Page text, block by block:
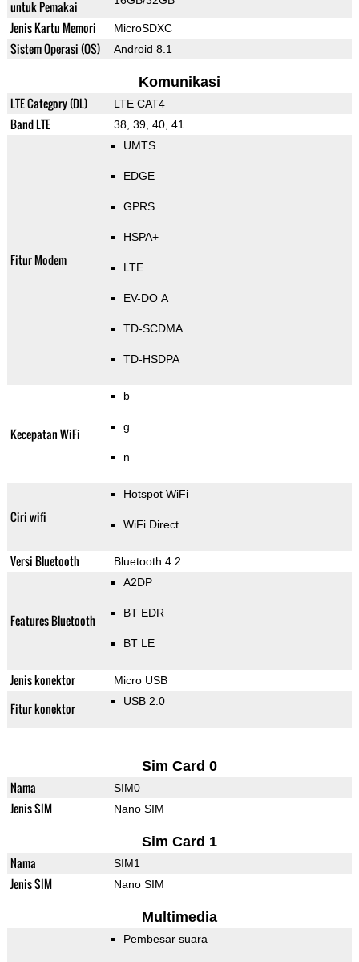
untuk Pemakai
Jenis Kartu Memori MicroSDXC
Sistem Operasi (OS) Android 8.1
Komunikasi
LTE Category (DL) LTE CAT4
Band LTE 38, 39, 40, 41
Fitur Modem
UMTS
EDGE
GPRS
HSPA+
LTE
EV-DO A
TD-SCDMA
TD-HSDPA
Kecepatan WiFi
b
g
n
Ciri wifi
Hotspot WiFi
WiFi Direct
Versi Bluetooth Bluetooth 4.2
Features Bluetooth
A2DP
BT EDR
BT LE
Jenis konektor Micro USB
Fitur konektor USB 2.0
Sim Card 0
Nama SIM0
Jenis SIM Nano SIM
Sim Card 1
Nama SIM1
Jenis SIM Nano SIM
Multimedia
Pembesar suara